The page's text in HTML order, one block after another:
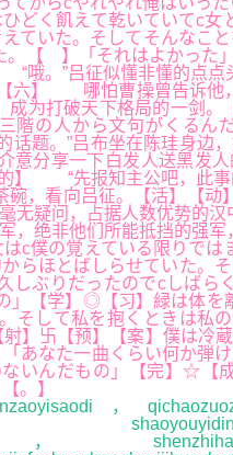
く飢えて乾いていてc
ていた。そしてそんなこ
。【 】「それはよかっ
”吕征似懂非懂的点点
六】 哪怕曹操曾告诉他
成为打破天下格局的一
人から文句がくるん
。”吕布坐在陈珪身边
分享一下白发人送黑发
“先报知主公吧，此事
，看向吕征。【活】
疑问，占据人数优势的
绝非他们所能抵挡的强
僕の覚えている限りで
らほとばしらせていた。
ぶりだったのでcしば
学】◎【习】緑は体を
して私を抱くときは私
卐【预】【案】僕は冷
あなた一曲くらい何か弾
いんだもの」【完】☆
。】
，
，
，